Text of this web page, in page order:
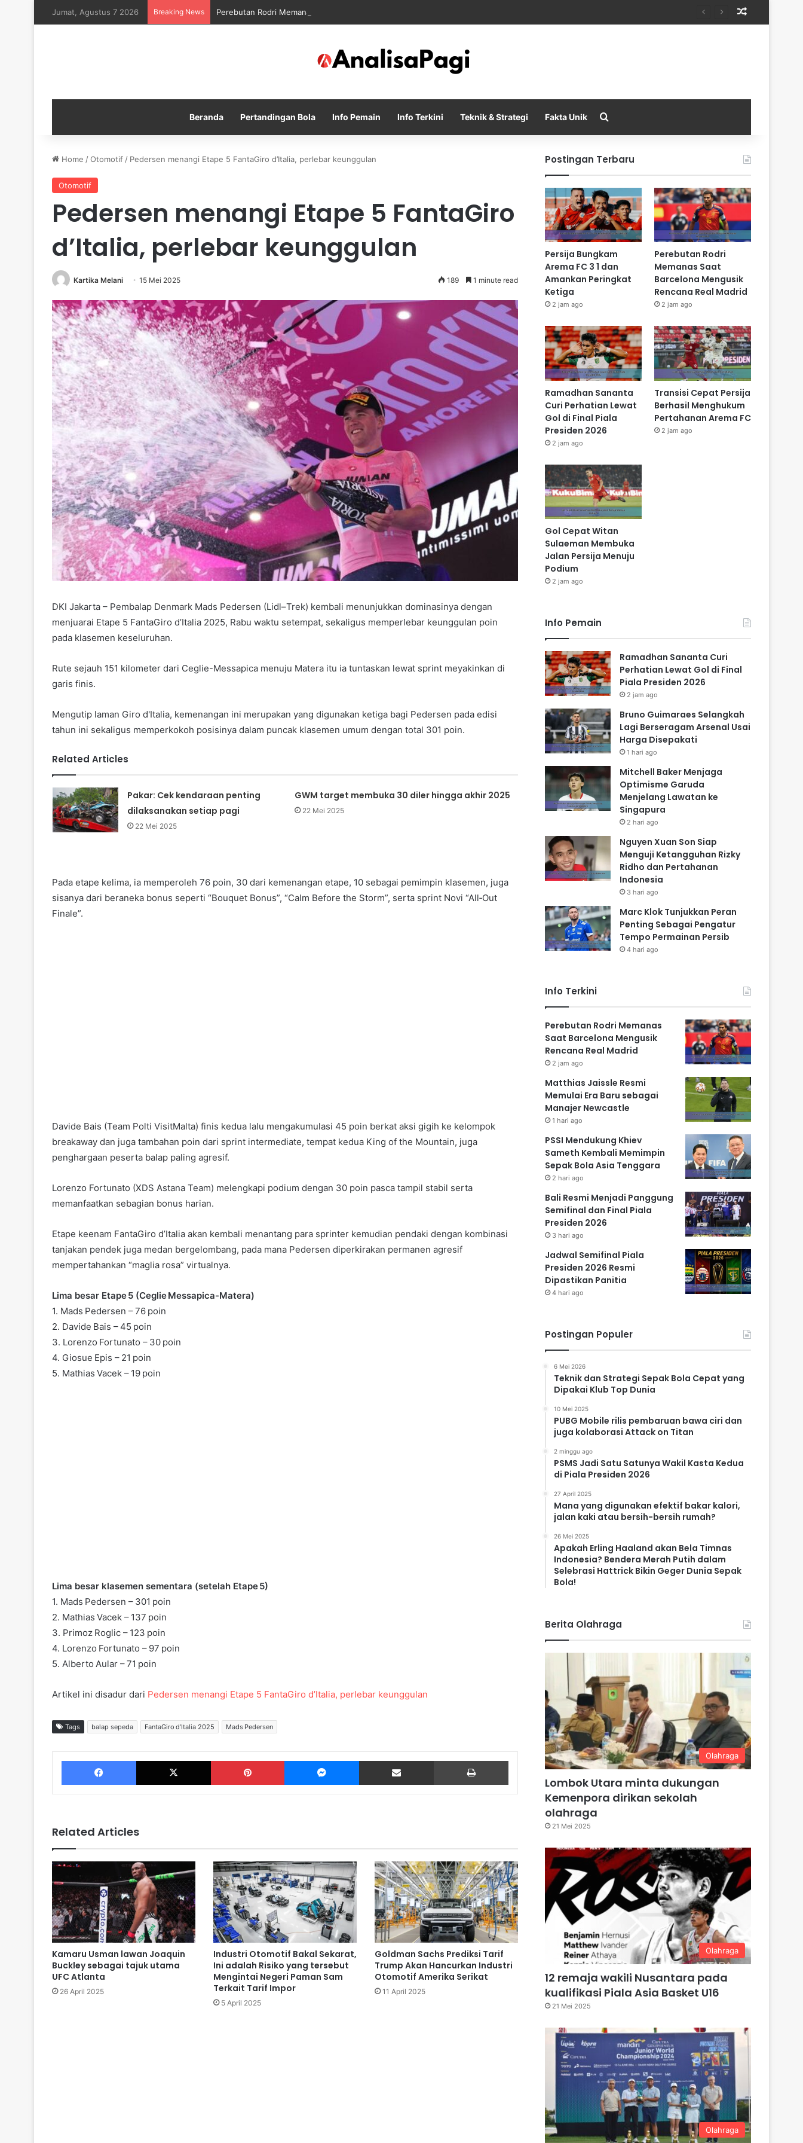
Jumat, Agustus 7 2026 Breaking News Perebutan Rodri Memanas Saat Barcelona Mengusik Rencana Real Madrid
Beranda Pertandingan Bola Info Pemain Info Terkini Teknik & Strategi Fakta Unik
Home /Otomotif / Pedersen menangi Etape 5 FantaGiro d’Italia, perlebar keunggulan
Otomotif
Pedersen menangi Etape 5 FantaGiro
d’Italia, perlebar keunggulan
Kartika Melani 15 Mei 2025 189 1 minute read
DKI Jakarta – Pembalap Denmark Mads Pedersen (Lidl–Trek) kembali menunjukkan dominasinya dengan
menjuarai Etape 5 FantaGiro d’Italia 2025, Rabu waktu setempat, sekaligus memperlebar keunggulan poin
pada klasemen keseluruhan.
Rute sejauh 151 kilometer dari Ceglie-Messapica menuju Matera itu ia tuntaskan lewat sprint meyakinkan di
garis finis.
Mengutip laman Giro d'Italia, kemenangan ini merupakan yang digunakan ketiga bagi Pedersen pada edisi
tahun ini sekaligus memperkokoh posisinya dalam puncak klasemen umum dengan total 301 poin.
Related Articles
Pakar: Cek kendaraan penting
dilaksanakan setiap pagi
22 Mei 2025
GWM target membuka 30 diler hingga akhir 2025
22 Mei 2025
Pada etape kelima, ia memperoleh 76 poin, 30 dari kemenangan etape, 10 sebagai pemimpin klasemen, juga
sisanya dari beraneka bonus seperti “Bouquet Bonus”, “Calm Before the Storm”, serta sprint Novi “All‑Out
Finale”.
Davide Bais (Team Polti VisitMalta) finis kedua lalu mengakumulasi 45 poin berkat aksi gigih ke kelompok
breakaway dan juga tambahan poin dari sprint intermediate, tempat kedua King of the Mountain, juga
penghargaan peserta balap paling agresif.
Lorenzo Fortunato (XDS Astana Team) melengkapi podium dengan 30 poin pasca tampil stabil serta
memanfaatkan sebagian bonus harian.
Etape keenam FantaGiro d’Italia akan kembali menantang para sprinter kemudian pendaki dengan kombinasi
tanjakan pendek juga medan bergelombang, pada mana Pedersen diperkirakan permanen agresif
mempertahankan “maglia rosa” virtualnya.
Lima besar Etape 5 (Ceglie Messapica-Matera)
1. Mads Pedersen – 76 poin
2. Davide Bais – 45 poin
3. Lorenzo Fortunato – 30 poin
4. Giosue Epis – 21 poin
5. Mathias Vacek – 19 poin
Lima besar klasemen sementara (setelah Etape 5)
1. Mads Pedersen – 301 poin
2. Mathias Vacek – 137 poin
3. Primoz Roglic – 123 poin
4. Lorenzo Fortunato – 97 poin
5. Alberto Aular – 71 poin
Artikel ini disadur dari Pedersen menangi Etape 5 FantaGiro d’Italia, perlebar keunggulan
Tags balap sepeda FantaGiro d’Italia 2025 Mads Pedersen
Facebook X Pinterest Messenger Share via Email
Related Articles
Kamaru Usman lawan Joaquin
Buckley sebagai tajuk utama
UFC Atlanta
26 April 2025
Industri Otomotif Bakal Sekarat,
Ini adalah Risiko yang tersebut
Mengintai Negeri Paman Sam
Terkait Tarif Impor
5 April 2025
Goldman Sachs Prediksi Tarif
Trump Akan Hancurkan Industri
Otomotif Amerika Serikat
11 April 2025
Postingan Terbaru
Persija Bungkam
Arema FC 3 1 dan
Amankan Peringkat
Ketiga
2 jam ago
Perebutan Rodri
Memanas Saat
Barcelona Mengusik
Rencana Real Madrid
2 jam ago
Ramadhan Sananta
Curi Perhatian Lewat
Gol di Final Piala
Presiden 2026
2 jam ago
Transisi Cepat Persija
Berhasil Menghukum
Pertahanan Arema FC
2 jam ago
Gol Cepat Witan
Sulaeman Membuka
Jalan Persija Menuju
Podium
2 jam ago
Info Pemain
Ramadhan Sananta Curi
Perhatian Lewat Gol di Final
Piala Presiden 2026
2 jam ago
Bruno Guimaraes Selangkah
Lagi Berseragam Arsenal Usai
Harga Disepakati
1 hari ago
Mitchell Baker Menjaga
Optimisme Garuda
Menjelang Lawatan ke
Singapura
2 hari ago
Nguyen Xuan Son Siap
Menguji Ketangguhan Rizky
Ridho dan Pertahanan
Indonesia
3 hari ago
Marc Klok Tunjukkan Peran
Penting Sebagai Pengatur
Tempo Permainan Persib
4 hari ago
Info Terkini
Perebutan Rodri Memanas
Saat Barcelona Mengusik
Rencana Real Madrid
2 jam ago
Matthias Jaissle Resmi
Memulai Era Baru sebagai
Manajer Newcastle
1 hari ago
PSSI Mendukung Khiev
Sameth Kembali Memimpin
Sepak Bola Asia Tenggara
2 hari ago
Bali Resmi Menjadi Panggung
Semifinal dan Final Piala
Presiden 2026
3 hari ago
Jadwal Semifinal Piala
Presiden 2026 Resmi
Dipastikan Panitia
4 hari ago
Postingan Populer
6 Mei 2026
Teknik dan Strategi Sepak Bola Cepat yang
Dipakai Klub Top Dunia
10 Mei 2025
PUBG Mobile rilis pembaruan bawa ciri dan
juga kolaborasi Attack on Titan
2 minggu ago
PSMS Jadi Satu Satunya Wakil Kasta Kedua
di Piala Presiden 2026
27 April 2025
Mana yang digunakan efektif bakar kalori,
jalan kaki atau bersih-bersih rumah?
26 Mei 2025
Apakah Erling Haaland akan Bela Timnas
Indonesia? Bendera Merah Putih dalam
Selebrasi Hattrick Bikin Geger Dunia Sepak
Bola!
Berita Olahraga
Olahraga
Lombok Utara minta dukungan
Kemenpora dirikan sekolah
olahraga
21 Mei 2025
Olahraga
12 remaja wakili Nusantara pada
kualifikasi Piala Asia Basket U16
21 Mei 2025
Olahraga